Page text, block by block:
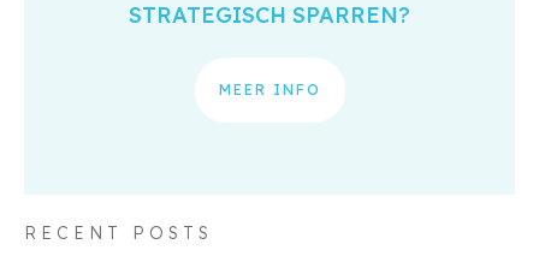
STRATEGISCH SPARREN?
MEER INFO
RECENT POSTS